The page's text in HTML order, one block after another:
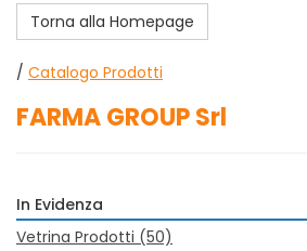
Torna alla Homepage
/ Catalogo Prodotti
FARMA GROUP Srl
In Evidenza
Vetrina Prodotti (50)